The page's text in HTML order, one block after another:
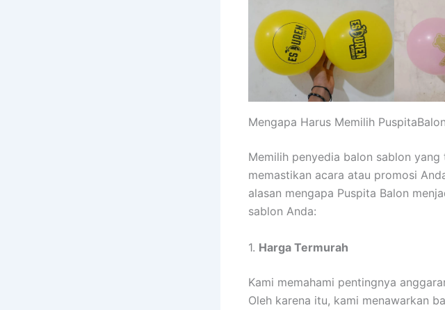
Mengapa Harus Memilih
Memilih penyedia balon sablon
memastikan acara atau promosi
alasan mengapa Puspita Balon
sablon Anda:
1. Harga Termurah
Kami memahami pentingnya
Oleh karena itu, kami menawarkan